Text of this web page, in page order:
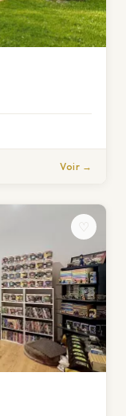
Voir →
♡